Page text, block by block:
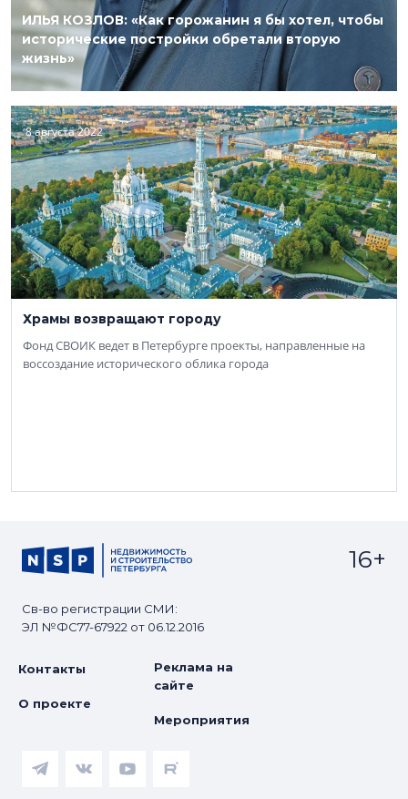
ИЛЬЯ КОЗЛОВ: «Как горожанин я бы хотел, чтобы
исторические постройки обретали вторую
жизнь»
8 августа 2022
Храмы возвращают городу
Фонд СВОИК ведет в Петербурге проекты, направленные на
воссоздание исторического облика города
Св-во регистрации СМИ:
ЭЛ №ФС77-67922 от 06.12.2016
16+
Контакты
О проекте
Реклама на
сайте
Мероприятия